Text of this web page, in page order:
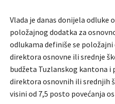
Vlada je danas donijela odluke
položajnog dodatka za
odlukama definiše se
direktora osnovne ili srednje
budžeta Tuzlanskog kantona i
direktora osnovnih ili srednjih
visini od 7,5 posto povećanja